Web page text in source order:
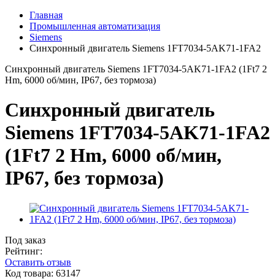
Главная
Промышленная автоматизация
Siemens
Синхронный двигатель Siemens 1FT7034-5AK71-1FA2
Синхронный двигатель Siemens 1FT7034-5AK71-1FA2 (1Ft7 2
Hm, 6000 об/мин, IP67, без тормоза)
Синхронный двигатель
Siemens 1FT7034-5AK71-1FA2
(1Ft7 2 Hm, 6000 об/мин,
IP67, без тормоза)
Под заказ
Рейтинг:
Оставить отзыв
Код товара: 63147